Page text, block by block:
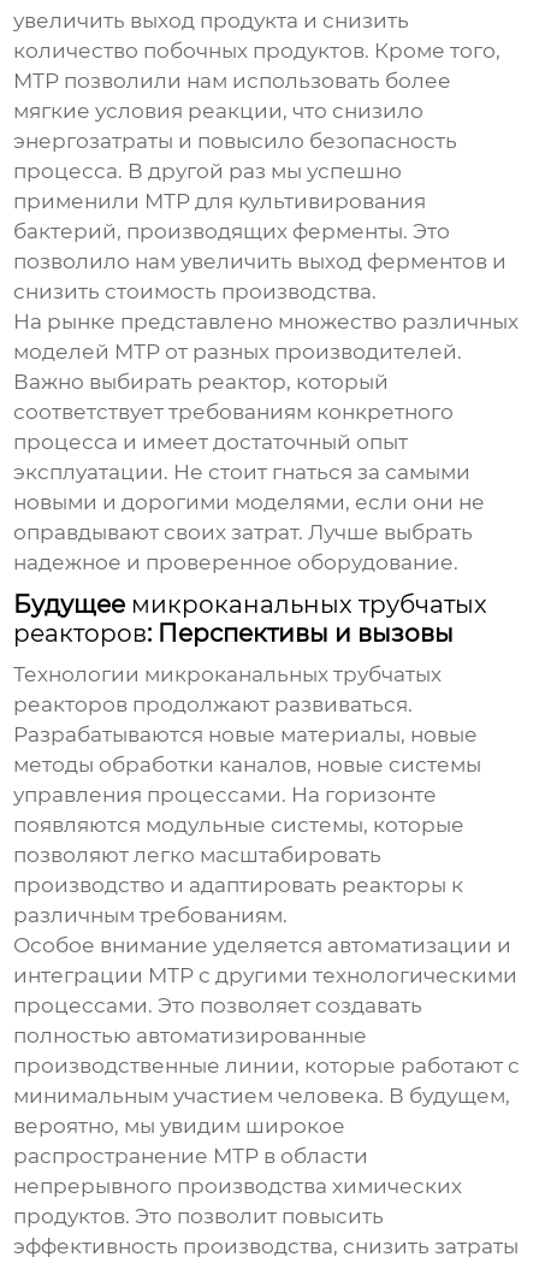
увеличить выход продукта и снизить
количество побочных продуктов. Кроме того,
МТР позволили нам использовать более
мягкие условия реакции, что снизило
энергозатраты и повысило безопасность
процесса. В другой раз мы успешно
применили МТР для культивирования
бактерий, производящих ферменты. Это
позволило нам увеличить выход ферментов и
снизить стоимость производства.
На рынке представлено множество различных
моделей МТР от разных производителей.
Важно выбирать реактор, который
соответствует требованиям конкретного
процесса и имеет достаточный опыт
эксплуатации. Не стоит гнаться за самыми
новыми и дорогими моделями, если они не
оправдывают своих затрат. Лучше выбрать
надежное и проверенное оборудование.
Будущее микроканальных трубчатых
реакторов: Перспективы и вызовы
Технологии микроканальных трубчатых
реакторов продолжают развиваться.
Разрабатываются новые материалы, новые
методы обработки каналов, новые системы
управления процессами. На горизонте
появляются модульные системы, которые
позволяют легко масштабировать
производство и адаптировать реакторы к
различным требованиям.
Особое внимание уделяется автоматизации и
интеграции МТР с другими технологическими
процессами. Это позволяет создавать
полностью автоматизированные
производственные линии, которые работают с
минимальным участием человека. В будущем,
вероятно, мы увидим широкое
распространение МТР в области
непрерывного производства химических
продуктов. Это позволит повысить
эффективность производства, снизить затраты